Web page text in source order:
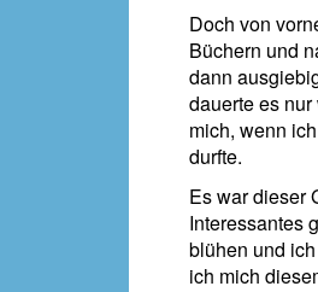
Doch von
Büchern und
dann
dauerte es
mich, wenn
durfte.
Es war dieser
Interessantes
blühen und
ich mich